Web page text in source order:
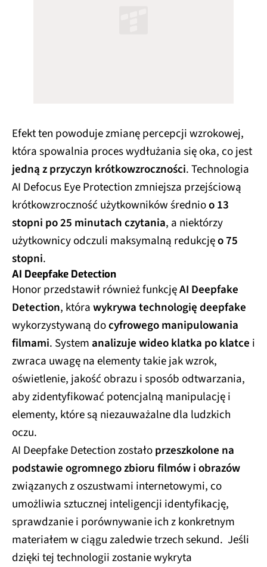
Efekt ten powoduje zmianę percepcji wzrokowej,
która spowalnia proces wydłużania się oka, co jest
jedną z przyczyn krótkowzroczności. Technologia
AI Defocus Eye Protection zmniejsza przejściową
krótkowzroczność użytkowników średnioo 13
stopni po 25 minutach czytania, a niektórzy
użytkownicy odczuli maksymalną redukcjęo 75
stopni.
AI Deepfake Detection
Honor przedstawił również funkcjęAI Deepfake
Detection, którawykrywa technologię deepfake
wykorzystywaną docyfrowego manipulowania
filmami. Systemanalizuje wideo klatka po klatce i
zwraca uwagę na elementy takie jak wzrok,
oświetlenie, jakość obrazu i sposób odtwarzania,
aby zidentyfikować potencjalną manipulację i
elementy, które są niezauważalne dla ludzkich
oczu.
AI Deepfake Detection zostałoprzeszkolone na
podstawie ogromnego zbioru filmów i obrazów
związanych z oszustwami internetowymi, co
umożliwia sztucznej inteligencji identyfikację,
sprawdzanie i porównywanie ich z konkretnym
materiałem w ciągu zaledwie trzech sekund. Jeśli
dzięki tej technologii zostanie wykryta